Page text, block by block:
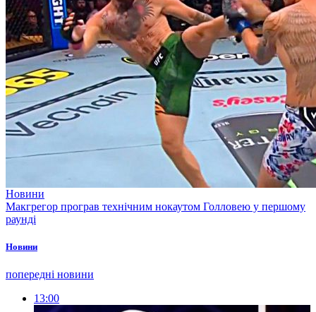
Новини
Макгрегор програв технічним нокаутом Голловею у першому
раунді
Новини
попередні новини
13:00